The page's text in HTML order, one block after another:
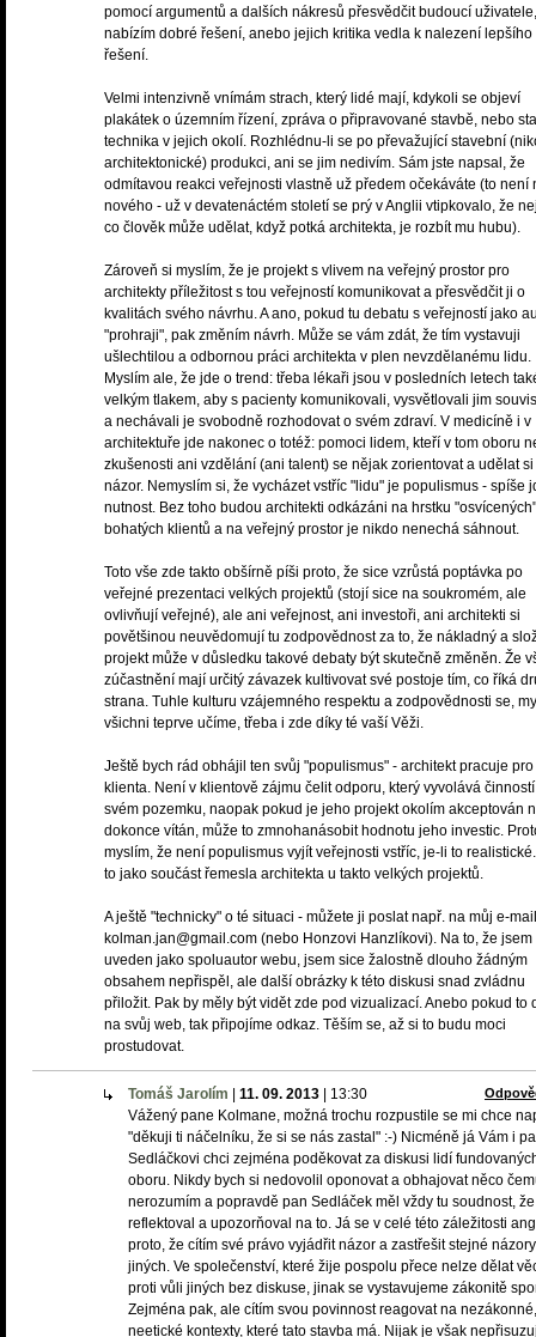
pomocí argumentů a dalších nákresů přesvědčit budoucí
nabízím dobré řešení, anebo jejich kritika vedla k nalezení lepšího
řešení.
Velmi intenzivně vnímám strach, který lidé mají, kdykoli se objeví
plakátek o územním řízení, zpráva o připravované stavbě, nebo
technika v jejich okolí. Rozhlédnu-li se po převažující stavební
architektonické) produkci, ani se jim nedivím. Sám jste napsal, že
odmítavou reakci veřejnosti vlastně už předem očekáváte (to není
nového - už v devatenáctém století se prý v Anglii vtipkovalo, že
co člověk může udělat, když potká architekta, je rozbít mu hubu).
Zároveň si myslím, že je projekt s vlivem na veřejný prostor pro
architekty příležitost s tou veřejností komunikovat a přesvědčit ji o
kvalitách svého návrhu. A ano, pokud tu debatu s veřejností jako
"prohraji", pak změním návrh. Může se vám zdát, že tím vystavuji
ušlechtilou a odbornou práci architekta v plen nevzdělanému lidu.
Myslím ale, že jde o trend: třeba lékaři jsou v posledních letech
velkým tlakem, aby s pacienty komunikovali, vysvětlovali jim
a nechávali je svobodně rozhodovat o svém zdraví. V medicíně i v
architektuře jde nakonec o totéž: pomoci lidem, kteří v tom oboru
zkušenosti ani vzdělání (ani talent) se nějak zorientovat a udělat si
názor. Nemyslím si, že vycházet vstříc "lidu" je populismus - spíše
nutnost. Bez toho budou architekti odkázáni na hrstku "osvícených"
bohatých klientů a na veřejný prostor je nikdo nenechá sáhnout.
Toto vše zde takto obšírně píši proto, že sice vzrůstá poptávka po
veřejné prezentaci velkých projektů (stojí sice na soukromém, ale
ovlivňují veřejné), ale ani veřejnost, ani investoři, ani architekti si
povětšinou neuvědomují tu zodpovědnost za to, že nákladný a
projekt může v důsledku takové debaty být skutečně změněn. Že
zúčastnění mají určitý závazek kultivovat své postoje tím, co říká
strana. Tuhle kulturu vzájemného respektu a zodpovědnosti se,
všichni teprve učíme, třeba i zde díky té vaší Věži.
Ještě bych rád obhájil ten svůj "populismus" - architekt pracuje pro
klienta. Není v klientově zájmu čelit odporu, který vyvolává
svém pozemku, naopak pokud je jeho projekt okolím akceptován
dokonce vítán, může to zmnohanásobit hodnotu jeho investic.
myslím, že není populismus vyjít veřejnosti vstříc, je-li to
to jako součást řemesla architekta u takto velkých projektů.
A ještě "technicky" o té situaci - můžete ji poslat např. na můj e-
kolman.jan@gmail.com (nebo Honzovi Hanzlíkovi). Na to, že jsem
uveden jako spoluautor webu, jsem sice žalostně dlouho žádným
obsahem nepřispěl, ale další obrázky k této diskusi snad zvládnu
přiložit. Pak by měly být vidět zde pod vizualizací. Anebo pokud to
na svůj web, tak připojíme odkaz. Těším se, až si to budu moci
prostudovat.
Tomáš Jarolím 11. 09. 2013 13:30
Vážený pane Kolmane, možná trochu rozpustile se mi chce
"děkuji ti náčelníku, že si se nás zastal" :-) Nicméně já Vám i
Sedláčkovi chci zejména poděkovat za diskusi lidí
oboru. Nikdy bych si nedovolil oponovat a obhajovat něco
nerozumím a popravdě pan Sedláček měl vždy tu soudnost,
reflektoval a upozorňoval na to. Já se v celé této záležitosti
proto, že cítím své právo vyjádřit názor a zastřešit stejné názory
jiných. Ve společenství, které žije pospolu přece nelze dělat
proti vůli jiných bez diskuse, jinak se vystavujeme zákonitě
Zejména pak, ale cítím svou povinnost reagovat na
neetické kontexty, které tato stavba má. Nijak je však